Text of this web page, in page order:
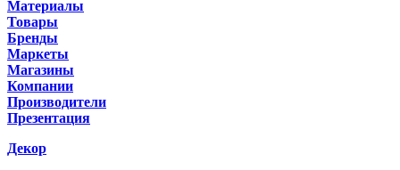
Материалы
Товары
Бренды
Маркеты
Магазины
Компании
Производители
Презентация
Декор